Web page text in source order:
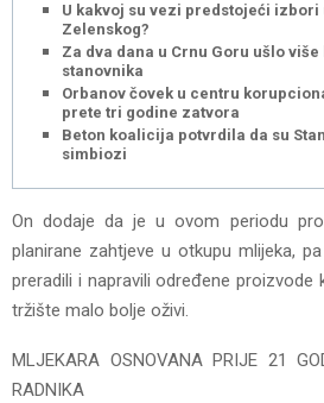
U kakvoj su vezi predstojeći izbori
Zelenskog?
Za dva dana u Crnu Goru ušlo
stanovnika
Orbanov čovek u centru
prete tri godine zatvora
Beton koalicija potvrdila da su
simbiozi
On dodaje da je u ovom periodu
planirane zahtjeve u otkupu mlijeka,
preradili i napravili određene
tržište malo bolje oživi.
MLJEKARA OSNOVANA PRIJE 21
RADNIKA